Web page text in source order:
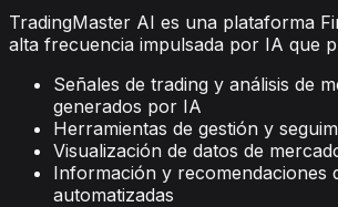
TradingMaster AI es una plataforma
alta frecuencia impulsada por IA que
Señales de trading y análisis de
generados por IA
Herramientas de gestión y
Visualización de datos de
Información y recomendaciones
automatizadas